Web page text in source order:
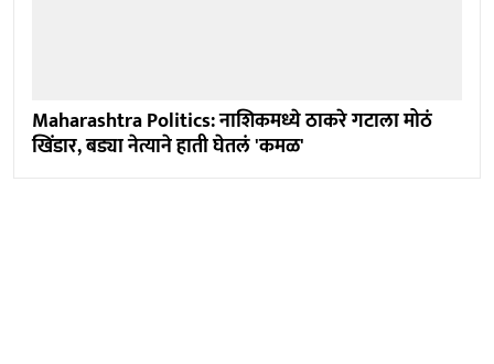
Maharashtra Politics: नाशिकमध्ये ठाकरे गटाला मोठं
खिंडार, बड्या नेत्याने हाती घेतलं 'कमळ'